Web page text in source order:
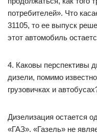
потребителей». Что
31105, то ее выпуск
этот автомобиль
4. Каковы перспективы
дизели, помимо
грузовичках и
Дизелизация остается
«ГАЗ». «Газель» не